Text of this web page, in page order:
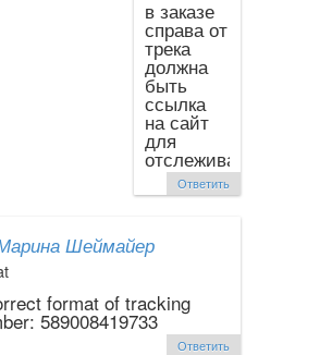
в заказе
справа от
трека
должна
быть
ссылка
на сайт
для
отслеживания
Ответить
Шеймайер
format of tracking
589008419733
Ответить